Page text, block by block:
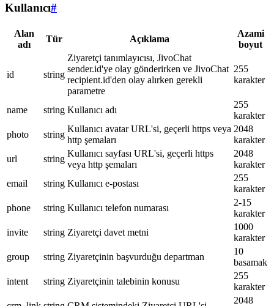
Kullanıcı#
Alan
adı
Tür Açıklama
Azami
boyut
id string
Ziyaretçi tanımlayıcısı, JivoChat
sender.id'ye olay gönderirken ve JivoChat
recipient.id'den olay alırken gerekli
parametre
255
karakter
name string Kullanıcı adı
255
karakter
photo
string
Kullanıcı avatar URL'si, geçerli https veya
http şemaları
2048
karakter
url
string
Kullanıcı sayfası URL'si, geçerli https
veya http şemaları
2048
karakter
email
string Kullanıcı e-postası
255
karakter
phone
string Kullanıcı telefon numarası
2-15
karakter
invite
string Ziyaretçi davet metni
1000
karakter
group
string Ziyaretçinin başvurduğu departman
10
basamak
intent
string Ziyaretçinin talebinin konusu
255
karakter
2048